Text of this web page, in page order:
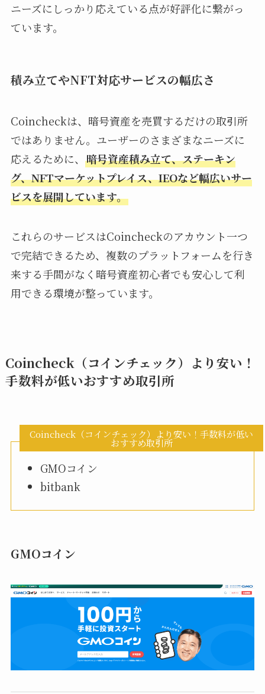
ニーズにしっかり応えている点が好評化に繋がっ
ています。
積み立てやNFT対応サービスの幅広さ
Coincheckは、暗号資産を売買するだけの取引所
ではありません。ユーザーのさまざまなニーズに
応えるために、 暗号資産積み立て、ステーキン
グ、NFTマーケットプレイス、IEOなど幅広いサー
ビスを展開しています。
これらのサービスはCoincheckのアカウント一つ
で完結できるため、複数のプラットフォームを行き
来する手間がなく暗号資産初心者でも安心して利
用できる環境が整っています。
Coincheck（コインチェック）より安い！
手数料が低いおすすめ取引所
Coincheck（コインチェック）より安い！手数料が低い
おすすめ取引所
GMOコイン
bitbank
GMOコイン